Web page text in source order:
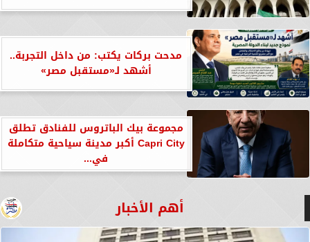
مدحت بركات يكتب: من داخل التجربة..
أشهد لـ«مستقبل مصر»
مجموعة بيك الباتروس للفنادق تطلق
Capri City أكبر مدينة سياحية متكاملة
في...
أهم الأخبار